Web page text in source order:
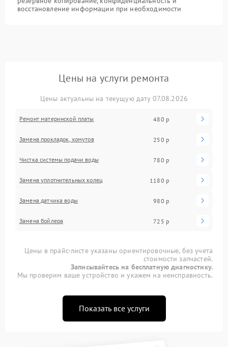
восстановление информации при необходимости
Цены на услуги ремонта
Цены актуальны на текущую дату 07.08.2026
Ремонт материнской платы 480 р
Замена прокладок, хомутов 250 р
Чистка системы подачи воды 780 р
Замена уплотнительных колец 1180 р
Замена датчика воды 980 р
Замена бойлера 725 р
Цены в прайс-листе указаны ориентировочные, без учета
стоимости запчастей.
Записывайтесь на бесплатную диагностику.
Мы проверим ваше устройство и укажем на неисправность.
Показать все услуги